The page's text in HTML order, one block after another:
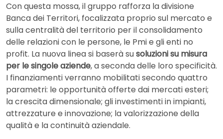
Con questa mossa, il gruppo rafforza la divisione
Banca dei Territori, focalizzata proprio sul mercato e
sulla centralità del territorio per il consolidamento
delle relazioni con le persone, le Pmi e gli enti no
profit. La nuova linea si baserà susoluzioni su misura
per le singole aziende, a seconda delle loro specificità.
I finanziamenti verranno mobilitati secondo quattro
parametri: le opportunità offerte dai mercati esteri;
la crescita dimensionale; gli investimenti in impianti,
attrezzature e innovazione; la valorizzazione della
qualità e la continuità aziendale.